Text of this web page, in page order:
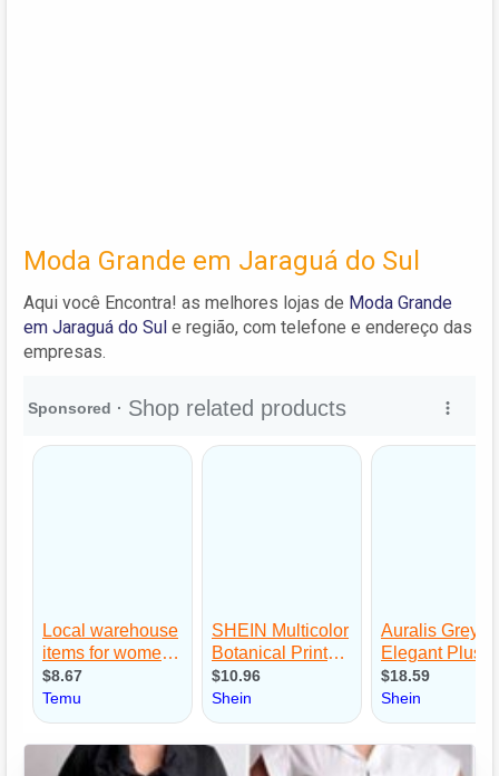
Moda Grande em Jaraguá do Sul
Aqui você Encontra! as melhores lojas de Moda Grande
em Jaraguá do Sul e região, com telefone e endereço das
empresas.